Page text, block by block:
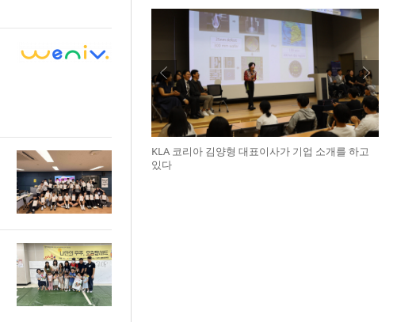
KLA 코리아 김양형 대표이사가 기업 소개를 하고
있다